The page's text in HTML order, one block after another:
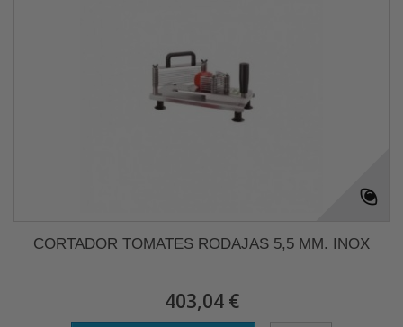
CORTADOR TOMATES RODAJAS 5,5 MM. INOX
403,04 €